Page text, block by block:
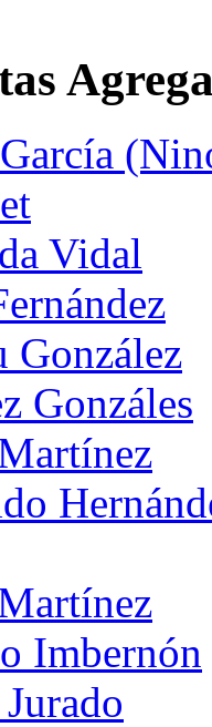
Vidal
González
Gonzáles
Imbernón